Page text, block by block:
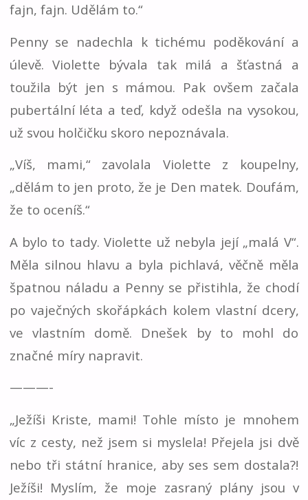
fajn, fajn. Udělám to.“
Penny se nadechla k tichému poděkování a
úlevě. Violette bývala tak milá a šťastná a
toužila být jen s mámou. Pak ovšem začala
pubertální léta a teď, když odešla na vysokou,
už svou holčičku skoro nepoznávala.
„Víš, mami,“ zavolala Violette z koupelny,
„dělám to jen proto, že je Den matek. Doufám,
že to oceníš.“
A bylo to tady. Violette už nebyla její „malá V“.
Měla silnou hlavu a byla pichlavá, věčně měla
špatnou náladu a Penny se přistihla, že chodí
po vaječných skořápkách kolem vlastní dcery,
ve vlastním domě. Dnešek by to mohl do
značné míry napravit.
———-
„Ježíši Kriste, mami! Tohle místo je mnohem
víc z cesty, než jsem si myslela! Přejela jsi dvě
nebo tři státní hranice, aby ses sem dostala?!
Ježíši! Myslím, že moje zasraný plány jsou v